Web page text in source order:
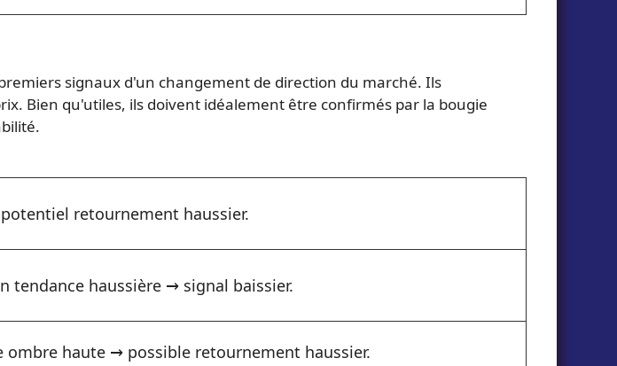
signaux d'un changement de direction du marché. Ils
Bien qu'utiles, ils doivent idéalement être confirmés par la bougie
retournement haussier.
tendance haussière → signal baissier.
ombre haute → possible retournement haussier.